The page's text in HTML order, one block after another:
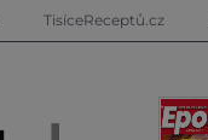
TisíceReceptů.cz